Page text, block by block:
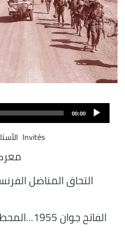
00:00
Invités
التحاق المناضل
الفاتح